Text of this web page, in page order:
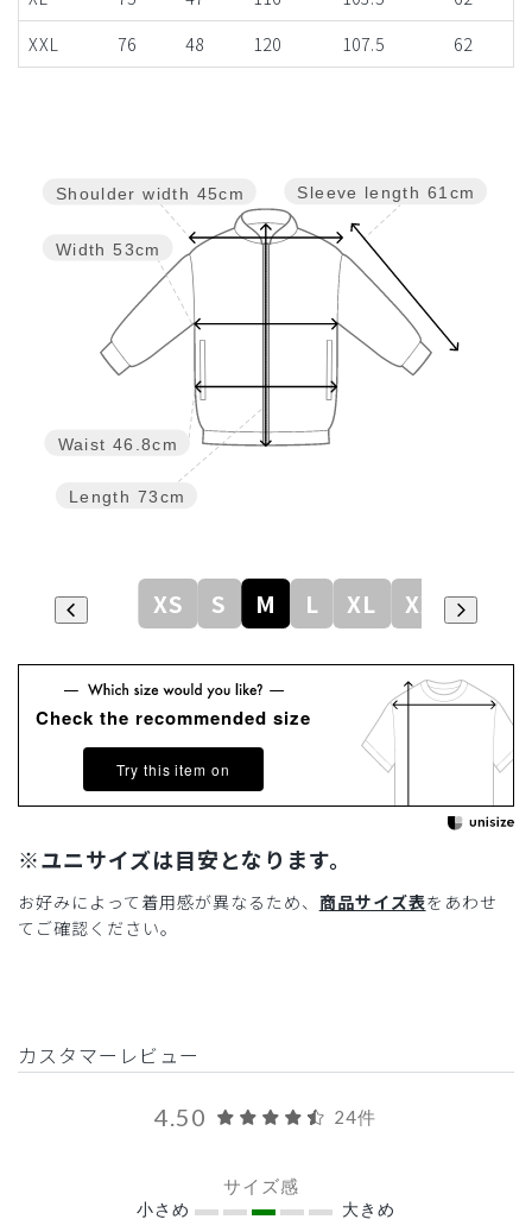
XXL
76 48 120 107.5 62
Sleeve length 61cm
Length 73cm
Waist 46.8cm
Width 53cm
Shoulder width 45cm
XS S M L XL XXL
Check the recommended size
Try this item on
※ユニサイズは目安となります。
お好みによって着用感が異なるため、 商品サイズ表をあわせ
てご確認ください。
カスタマーレビュー
4.50 24件
サイズ感
小さめ 大きめ